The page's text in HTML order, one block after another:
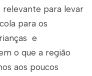
relevante para levar
para os
e
o que a região
aos poucos